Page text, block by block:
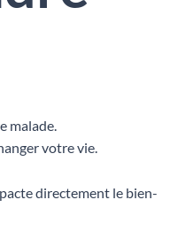
malade.
votre vie.
directement le bien-